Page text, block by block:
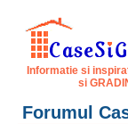
Informatie si
si
Forumul